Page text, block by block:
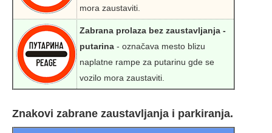
mora zaustaviti.
Zabrana prolaza bez zaustavljanja -
putarina - označava mesto blizu
naplatne rampe za putarinu gde se
vozilo mora zaustaviti.
Znakovi zabrane zaustavljanja i parkiranja.